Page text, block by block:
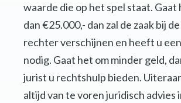
waarde die op het spel staat. Gaat
dan €25.000,- dan zal de zaak bij
rechter verschijnen en heeft u
nodig. Gaat het om minder geld,
jurist u rechtshulp bieden.
altijd van te voren juridisch advies